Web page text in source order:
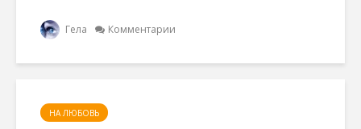
Гела Комментарии
НА ЛЮБОВЬ